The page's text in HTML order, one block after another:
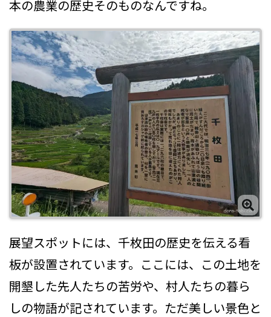
本の農業の歴史そのものなんですね。
展望スポットには、千枚田の歴史を伝える看
板が設置されています。ここには、この土地を
開墾した先人たちの苦労や、村人たちの暮ら
しの物語が記されています。ただ美しい景色と